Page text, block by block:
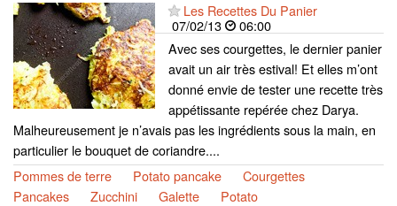
Les Recettes Du Panier
07/02/13
06:00
Avec ses courgettes, le dernier panier
avait un air très estival! Et elles m’ont
donné envie de tester une recette très
appétissante repérée chez Darya.
Malheureusement je n’avais pas les ingrédients sous la main, en
particulier le bouquet de coriandre....
Pommes de terre
Potato pancake
Courgettes
Pancakes
Zucchini Galette Potato